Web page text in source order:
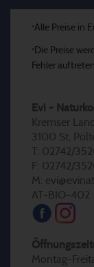
*Alle Preise in
* Die Preise
Fehler
Evi -
Kremser
3100 St.
T: 02742/
F: 02742/
M:
AT-BIO-402
Montag-